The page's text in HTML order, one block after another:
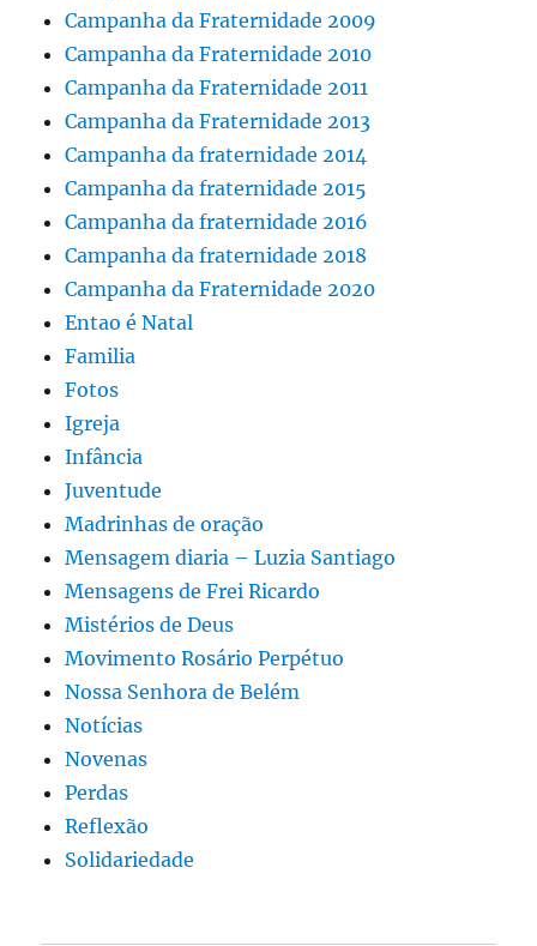
Campanha da Fraternidade 2009
Campanha da Fraternidade 2010
Campanha da Fraternidade 2011
Campanha da Fraternidade 2013
Campanha da fraternidade 2014
Campanha da fraternidade 2015
Campanha da fraternidade 2016
Campanha da fraternidade 2018
Campanha da Fraternidade 2020
Entao é Natal
Familia
Fotos
Igreja
Infância
Juventude
Madrinhas de oração
Mensagem diaria – Luzia Santiago
Mensagens de Frei Ricardo
Mistérios de Deus
Movimento Rosário Perpétuo
Nossa Senhora de Belém
Notícias
Novenas
Perdas
Reflexão
Solidariedade